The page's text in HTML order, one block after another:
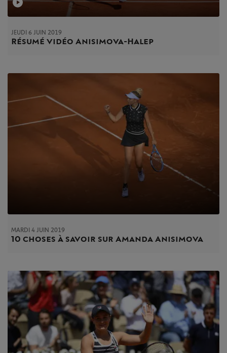
JEUDI 6 JUIN 2019
Résumé vidéo Anisimova-Halep
MARDI 4 JUIN 2019
10 choses à savoir sur Amanda Anisimova